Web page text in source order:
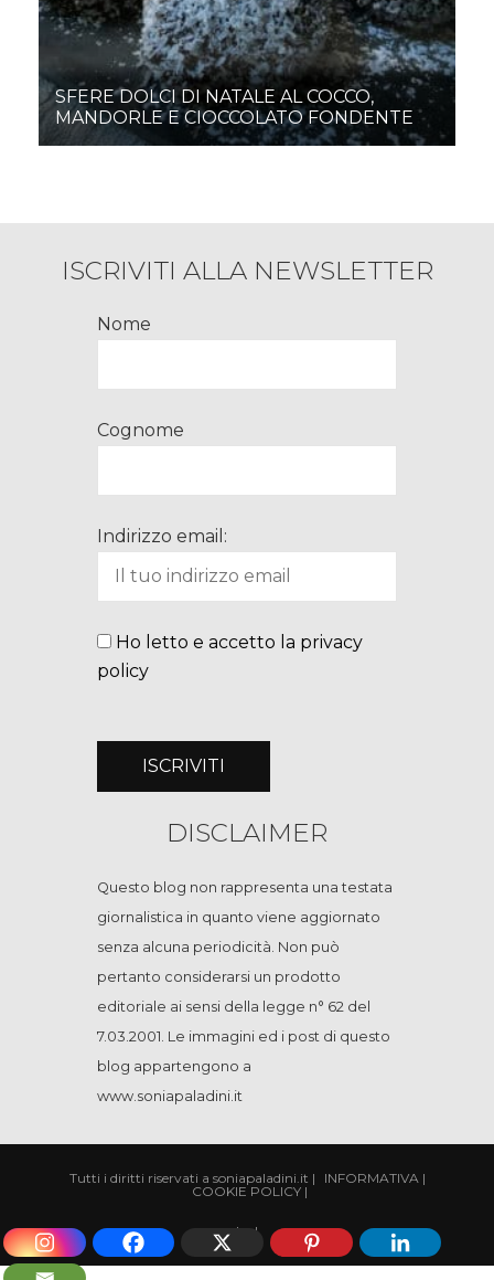
SFERE DOLCI DI NATALE AL COCCO,
MANDORLE E CIOCCOLATO FONDENTE
ISCRIVITI ALLA NEWSLETTER
Nome
Cognome
Indirizzo email:
Ho letto e accetto la privacy
policy
DISCLAIMER
Questo blog non rappresenta una testata
giornalistica in quanto viene aggiornato
senza alcuna periodicità. Non può
pertanto considerarsi un prodotto
editoriale ai sensi della legge n° 62 del
7.03.2001. Le immagini ed i post di questo
blog appartengono a
www.soniapaladini.it
Tutti i diritti riservati a soniapaladini.it | INFORMATIVA |
COOKIE POLICY |
|cp|